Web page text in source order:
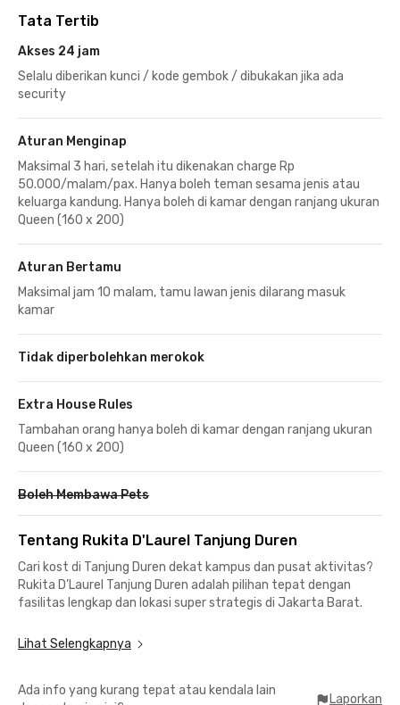
Tata Tertib
Akses 24 jam
Selalu diberikan kunci / kode gembok / dibukakan jika ada
security
Aturan Menginap
Maksimal 3 hari, setelah itu dikenakan charge Rp
50.000/malam/pax. Hanya boleh teman sesama jenis atau
keluarga kandung. Hanya boleh di kamar dengan ranjang ukuran
Queen (160 x 200)
Aturan Bertamu
Maksimal jam 10 malam, tamu lawan jenis dilarang masuk
kamar
Tidak diperbolehkan merokok
Extra House Rules
Tambahan orang hanya boleh di kamar dengan ranjang ukuran
Queen (160 x 200)
Boleh Membawa Pets
Tentang Rukita D'Laurel Tanjung Duren
Cari kost di Tanjung Duren dekat kampus dan pusat aktivitas?
Rukita D’Laurel Tanjung Duren adalah pilihan tepat dengan
fasilitas lengkap dan lokasi super strategis di Jakarta Barat.
Dekat Kampus & Perkantoran
📍 5 menit ke Universitas Kristen Krida Wacana (UKRIDA)
📍 9 menit ke Universitas Trisakti
Lihat Selengkapnya
Ada info yang kurang tepat atau kendala lain
Laporkan